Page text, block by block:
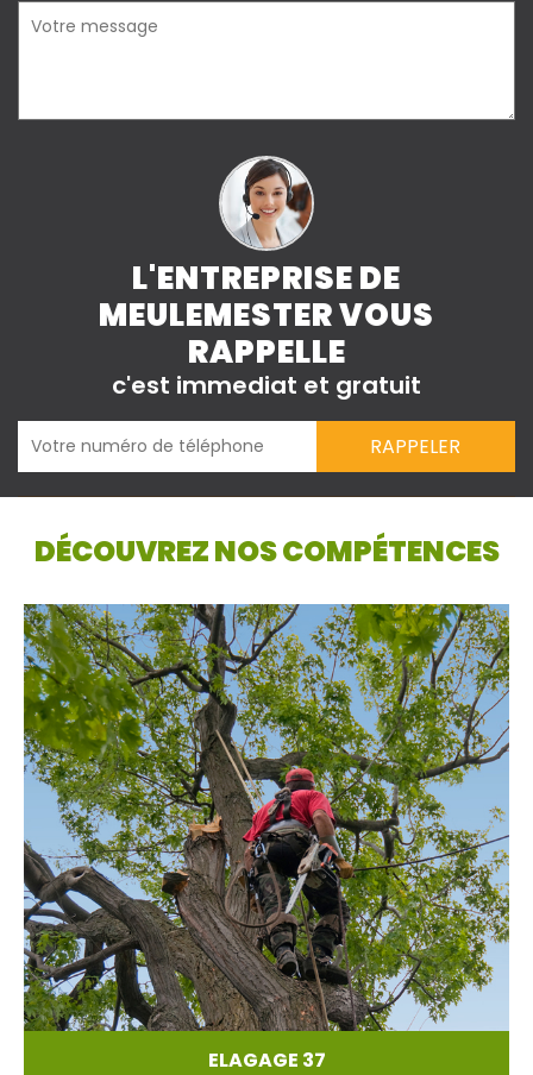
L'ENTREPRISE DE
MEULEMESTER VOUS
RAPPELLE
c'est immediat et gratuit
DÉCOUVREZ NOS COMPÉTENCES
ELAGAGE 37